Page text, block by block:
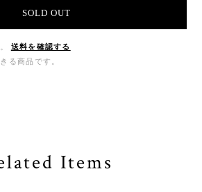
SOLD OUT
送料を確認する
る商品です。
Items